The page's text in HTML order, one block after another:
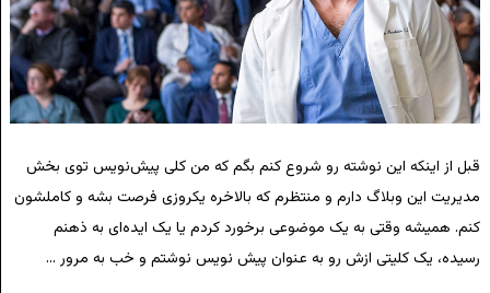
قبل از اینکه این نوشته رو شروع کنم بگم که من کلی پیش‌نویس توی بخش
مدیریت این وبلاگ دارم و منتظرم که بالاخره یکروزی فرصت بشه و کاملشون
کنم. همیشه وقتی به یک موضوعی برخورد کردم یا یک ایده‌ای به ذهنم
رسیده، یک کلیتی ازش رو به عنوان پیش نویس نوشتم و خب به مرور …